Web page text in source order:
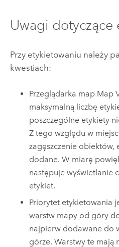
Uwagi dotyczące
Przy etykietowaniu należy
kwestiach:
Przeglądarka map Map
maksymalną liczbę
poszczególne etykiety
Z tego względu w
zagęszczenie obiektów,
dodane.W miarę
następuje wyświetlanie
etykiet.
Priorytet etykietowania
warstw mapy od góry
najpierw dodawane do
górze. Warstwy te mają